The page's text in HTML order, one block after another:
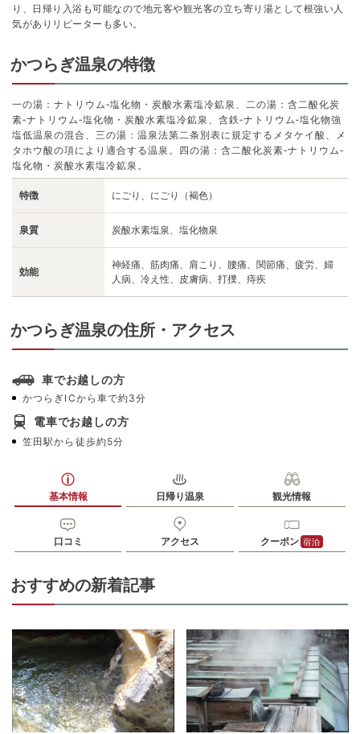
り、日帰り入浴も可能なので地元客や観光客の立ち寄り湯として根強い人
気がありリピーターも多い。
かつらぎ温泉の特徴
一の湯：ナトリウム‐塩化物・炭酸水素塩冷鉱泉、二の湯：含二酸化炭
素‐ナトリウム‐塩化物・炭酸水素塩冷鉱泉、含鉄‐ナトリウム‐塩化物強
塩低温泉の混合、三の湯：温泉法第二条別表に規定するメタケイ酸、メ
タホウ酸の項により適合する温泉。四の湯：含二酸化炭素‐ナトリウム‐
塩化物・炭酸水素塩冷鉱泉。
特徴 にごり、にごり（褐色）
泉質 炭酸水素塩泉、塩化物泉
効能
神経痛、筋肉痛、肩こり、腰痛、関節痛、疲労、婦
人病、冷え性、皮膚病、打撲、痔疾
かつらぎ温泉の住所・アクセス
車でお越しの方
かつらぎICから車で約3分
電車でお越しの方
笠田駅から徒歩約5分
基本情報 日帰り温泉 観光情報
口コミ アクセス クーポン 宿泊
おすすめの新着記事